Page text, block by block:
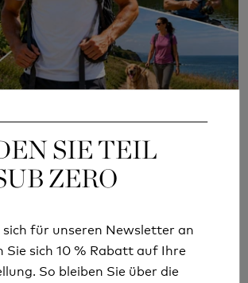
SIE TEIL
ZERO
sich für unseren Newsletter an
Sie sich 10 % Rabatt auf Ihre
So bleiben Sie über die
CLOTHING ISN'T
MOUNTAINS
SIE TEIL
ZERO
sich für unseren Newsletter an
Sie sich 10 % Rabatt auf Ihre
So bleiben Sie über die